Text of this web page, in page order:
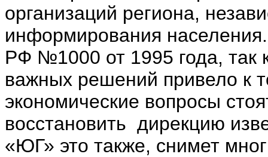
организаций региона,
информирования
РФ №1000 от 1995 года, так
важных решений привело к
экономические вопросы
восстановить дирекцию
«ЮГ» это также, снимет